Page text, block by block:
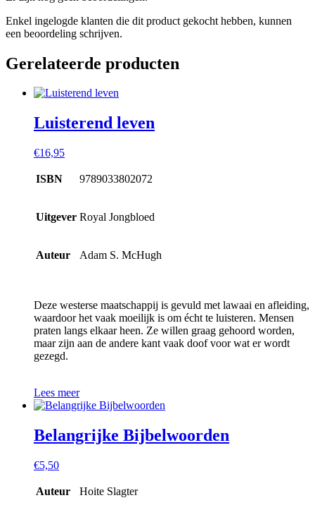
Enkel ingelogde klanten die dit product gekocht hebben, kunnen
een beoordeling schrijven.
Gerelateerde producten
Luisterend leven
€16,95
ISBN 9789033802072
Uitgever Royal Jongbloed
Auteur Adam S. McHugh
Deze westerse maatschappij is gevuld met lawaai en afleiding,
waardoor het vaak moeilijk is om écht te luisteren. Mensen
praten langs elkaar heen. Ze willen graag gehoord worden,
maar zijn aan de andere kant vaak doof voor wat er wordt
gezegd.
Lees meer
Belangrijke Bijbelwoorden
€5,50
Auteur Hoite Slagter